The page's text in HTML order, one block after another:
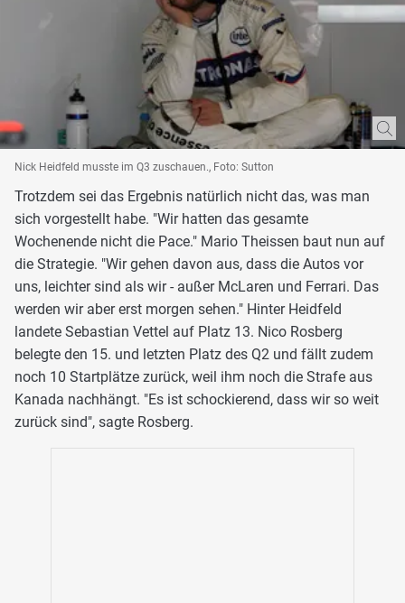
Nick Heidfeld musste im Q3 zuschauen., Foto: Sutton
Trotzdem sei das Ergebnis natürlich nicht das, was man
sich vorgestellt habe. "Wir hatten das gesamte
Wochenende nicht die Pace." Mario Theissen baut nun auf
die Strategie. "Wir gehen davon aus, dass die Autos vor
uns, leichter sind als wir - außer McLaren und Ferrari. Das
werden wir aber erst morgen sehen." Hinter Heidfeld
landete Sebastian Vettel auf Platz 13. Nico Rosberg
belegte den 15. und letzten Platz des Q2 und fällt zudem
noch 10 Startplätze zurück, weil ihm noch die Strafe aus
Kanada nachhängt. "Es ist schockierend, dass wir so weit
zurück sind", sagte Rosberg.